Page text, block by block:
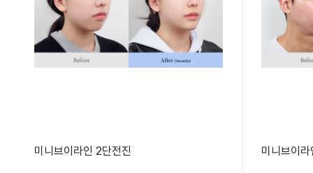
미니브이라인 2단전진 미니브이